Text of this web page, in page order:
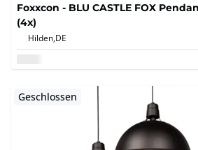
Foxxcon - BLU CASTLE FOX
(4x)
Hilden,DE
Geschlossen